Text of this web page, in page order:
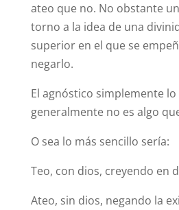
ateo que no. No obstante
torno a la idea de una
superior en el que se
negarlo.
El agnóstico simplemente
generalmente no es algo
O sea lo más sencillo sería:
Teo, con dios, creyendo en
Ateo, sin dios, negando la